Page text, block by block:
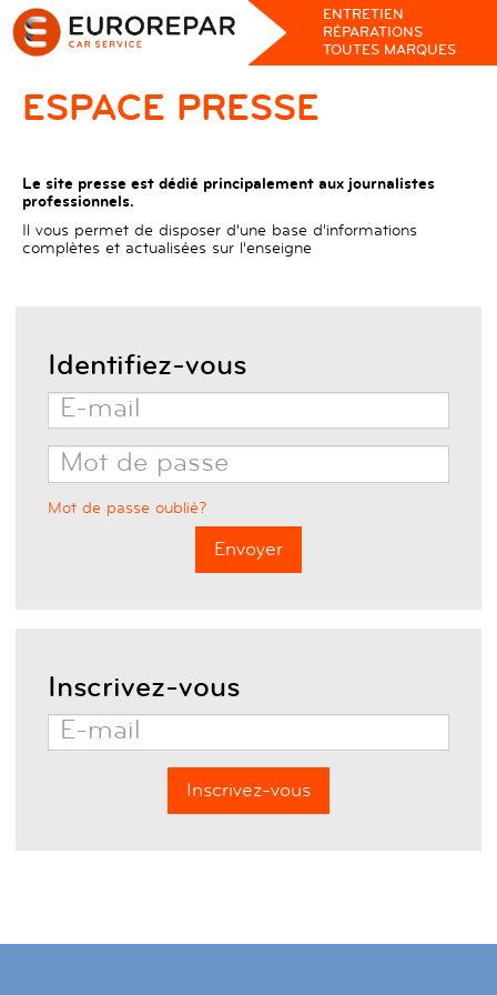
ENTRETIEN
RÉPARATIONS
TOUTES MARQUES
ESPACE PRESSE
Le site presse est dédié principalement aux journalistes
professionnels.
Il vous permet de disposer d'une base d'informations
complètes et actualisées sur l'enseigne
Identifiez-vous
Mot de passe oublié?
Inscrivez-vous